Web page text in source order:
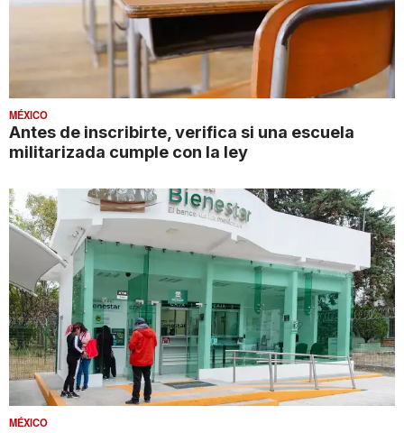
MÉXICO
Antes de inscribirte, verifica si una escuela
militarizada cumple con la ley
MÉXICO